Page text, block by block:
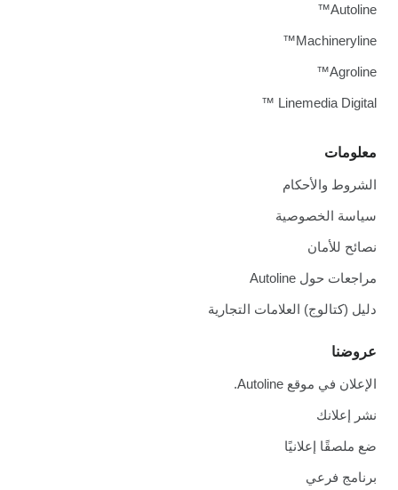
معلومات
الشروط والأحكام
سياسة الخصوصية
نصائح للأمان
مراجعات حول Autoline
دليل (كتالوج) العلامات التجارية
عروضنا
الإعلان في موقع Autoline.
نشر إعلانك
ضع ملصقًا إعلانيًا
برنامج فرعي
Autoline™
Machineryline™
Agroline™
Linemedia Digital ™